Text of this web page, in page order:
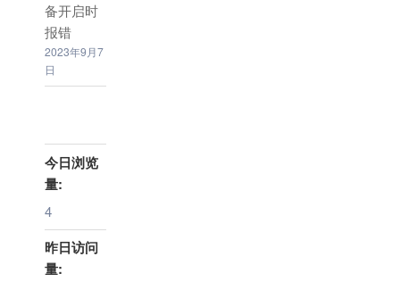
备开启时
报错
2023年9月7
日
今日浏览
量:
4
昨日访问
量: